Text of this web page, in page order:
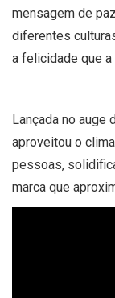
mensagem de
diferentes
a felicidade que a
Lançada no auge
aproveitou o
pessoas,
marca que